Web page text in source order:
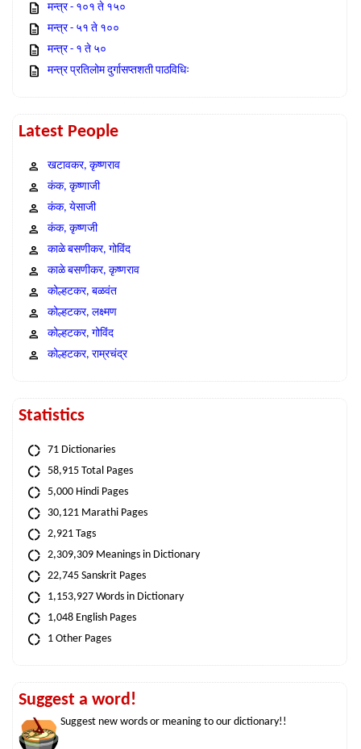
मन्त्र - १०१ ते १५०
मन्त्र - ५१ ते १००
मन्त्र - १ ते ५०
मन्त्र प्रतिलोम दुर्गासप्तशती पाठविधिः
Latest People
खटावकर, कृष्णराव
कंक, कृष्णाजी
कंक, येसाजी
कंक, कृष्णजी
काळे बसणीकर, गोविंद
काळे बसणीकर, कृष्णराव
कोल्हटकर, बळवंत
कोल्हटकर, लक्ष्मण
कोल्हटकर, गोविंद
कोल्हटकर, राम्रचंद्र
Statistics
71 Dictionaries
58,915 Total Pages
5,000 Hindi Pages
30,121 Marathi Pages
2,921 Tags
2,309,309 Meanings in Dictionary
22,745 Sanskrit Pages
1,153,927 Words in Dictionary
1,048 English Pages
1 Other Pages
Suggest a word!
Suggest new words or meaning to our dictionary!!